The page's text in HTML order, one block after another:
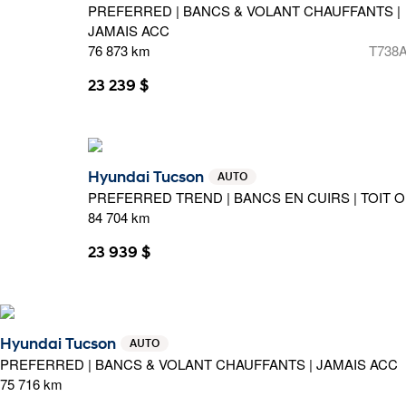
PREFERRED | BANCS & VOLANT CHAUFFANTS |
JAMAIS ACC
76 873 km
23 239 $
Hyundai Tucson AUTO
PREFERRED TREND | BANCS EN CUIRS | TOIT
84 704 km
23 939 $
Hyundai Tucson AUTO
PREFERRED | BANCS & VOLANT CHAUFFANTS | JAMAIS ACC
75 716 km